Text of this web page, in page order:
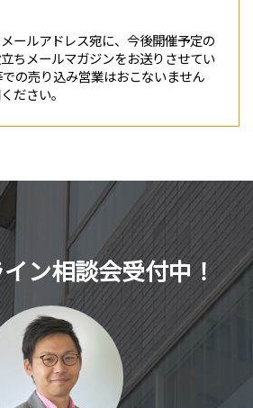
ールアドレス宛に、今後開催予定の
ちメールマガジンをお送りさせてい
の売り込み営業はおこないません
ださい。
ン相談会受付中！